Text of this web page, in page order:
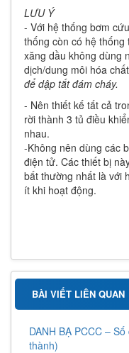
LƯU Ý
- Với hệ thống bơm
thống còn có hệ
xăng dầu không dùng
dịch/dung môi hóa
để dập tắt đám cháy.
- Nên thiết kế tất cả
rời thành 3 tủ điều
nhau.
-Không nên dùng các
điện tử. Các thiết bị
bất thường nhất là với
ít khi hoạt động.
BÀI VIẾT LIÊN QUAN
DANH BẠ PCCC –
thành)